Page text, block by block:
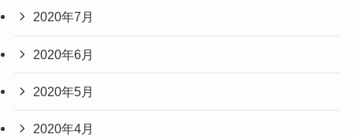
2020年7月
2020年6月
2020年5月
2020年4月